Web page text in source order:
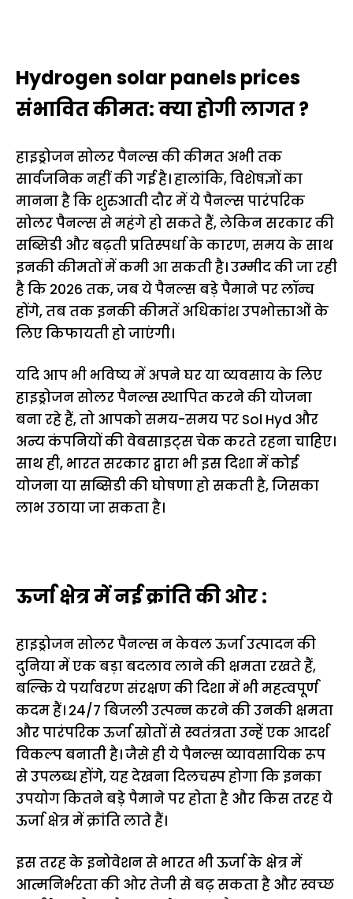
Hydrogen solar panels prices
संभावित कीमत: क्या होगी लागत ?
हाइड्रोजन सोलर पैनल्स की कीमत अभी तक
सार्वजनिक नहीं की गई है। हालांकि, विशेषज्ञों का
मानना है कि शुरुआती दौर में ये पैनल्स पारंपरिक
सोलर पैनल्स से महंगे हो सकते हैं, लेकिन सरकार की
सब्सिडी और बढ़ती प्रतिस्पर्धा के कारण, समय के साथ
इनकी कीमतों में कमी आ सकती है। उम्मीद की जा रही
है कि 2026 तक, जब ये पैनल्स बड़े पैमाने पर लॉन्च
होंगे, तब तक इनकी कीमतें अधिकांश उपभोक्ताओं के
लिए किफायती हो जाएंगी।
यदि आप भी भविष्य में अपने घर या व्यवसाय के लिए
हाइड्रोजन सोलर पैनल्स स्थापित करने की योजना
बना रहे हैं, तो आपको समय-समय पर Sol Hyd और
अन्य कंपनियों की वेबसाइट्स चेक करते रहना चाहिए।
साथ ही, भारत सरकार द्वारा भी इस दिशा में कोई
योजना या सब्सिडी की घोषणा हो सकती है, जिसका
लाभ उठाया जा सकता है।
ऊर्जा क्षेत्र में नई क्रांति की ओर :
हाइड्रोजन सोलर पैनल्स न केवल ऊर्जा उत्पादन की
दुनिया में एक बड़ा बदलाव लाने की क्षमता रखते हैं,
बल्कि ये पर्यावरण संरक्षण की दिशा में भी महत्वपूर्ण
कदम हैं। 24/7 बिजली उत्पन्न करने की उनकी क्षमता
और पारंपरिक ऊर्जा स्रोतों से स्वतंत्रता उन्हें एक आदर्श
विकल्प बनाती है। जैसे ही ये पैनल्स व्यावसायिक रूप
से उपलब्ध होंगे, यह देखना दिलचस्प होगा कि इनका
उपयोग कितने बड़े पैमाने पर होता है और किस तरह ये
ऊर्जा क्षेत्र में क्रांति लाते हैं।
इस तरह के इनोवेशन से भारत भी ऊर्जा के क्षेत्र में
आत्मनिर्भरता की ओर तेजी से बढ़ सकता है और स्वच्छ